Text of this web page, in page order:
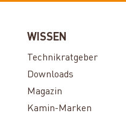
WISSEN
Technikratgeber
Downloads
Magazin
Kamin-Marken